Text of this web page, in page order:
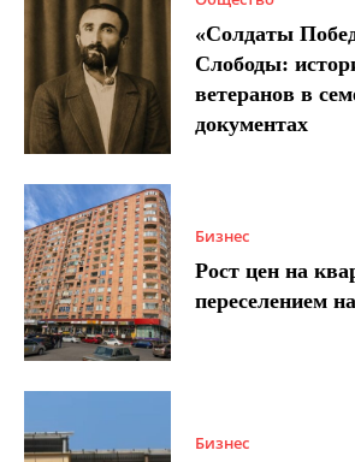
«Солдаты
Слободы:
ветеранов в
документах
Бизнес
Рост цен на
переселением
Бизнес